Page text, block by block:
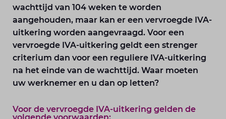
wachttijd van 104 weken te worden
aangehouden, maar kan er een vervroegde IVA-
uitkering worden aangevraagd. Voor een
vervroegde IVA-uitkering geldt een strenger
criterium dan voor een reguliere IVA-uitkering
na het einde van de wachttijd. Waar moeten
uw werknemer en u dan op letten?
Voor de vervroegde IVA-uitkering gelden de